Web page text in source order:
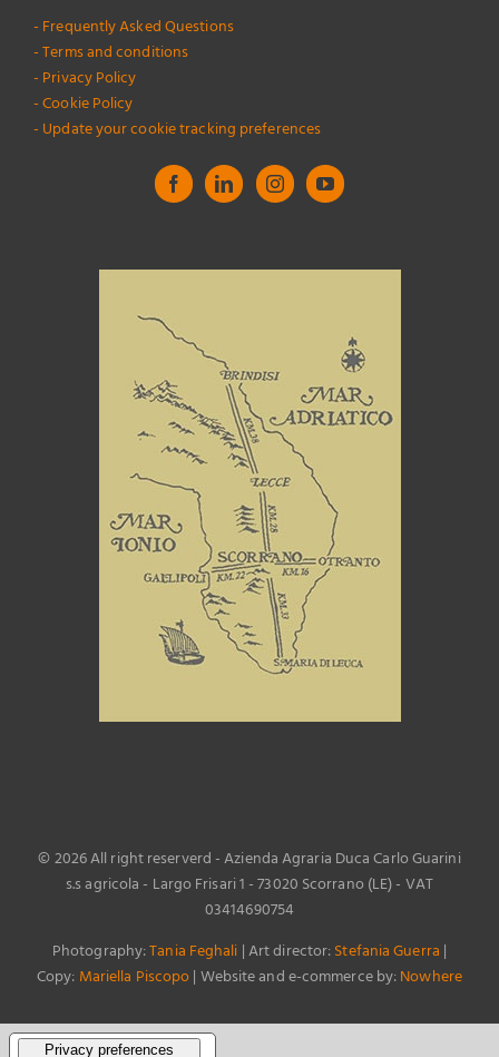
- Frequently Asked Questions
- Terms and conditions
- Privacy Policy
- Cookie Policy
- Update your cookie tracking preferences
©2026 All right reserverd - Azienda Agraria Duca Carlo Guarini
s.s agricola - Largo Frisari 1 - 73020 Scorrano (LE) - VAT
03414690754
Photography:Tania Feghali | Art director:Stefania Guerra |
Copy: Mariella Piscopo| Website and e-commerce by:Nowhere
Notice at collection